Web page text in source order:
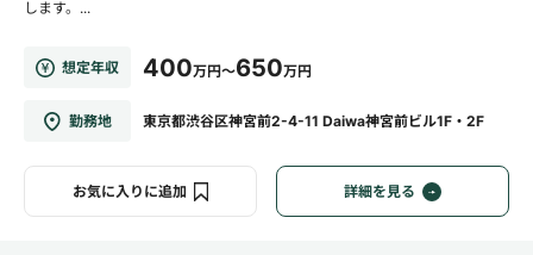
します。...
想定年収 400万円～650万円
勤務地 東京都渋谷区神宮前2-4-11 Daiwa神宮前ビル1F・2F
お気に入りに追加 詳細を見る